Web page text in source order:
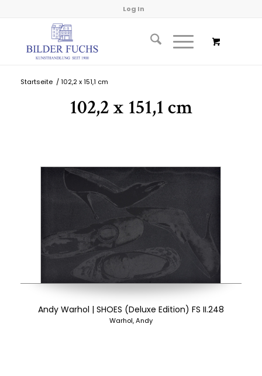
Log In
Startseite / 102,2 x 151,1 cm
102,2 x 151,1 cm
Andy Warhol | SHOES (Deluxe Edition) FS II.248
Warhol, Andy